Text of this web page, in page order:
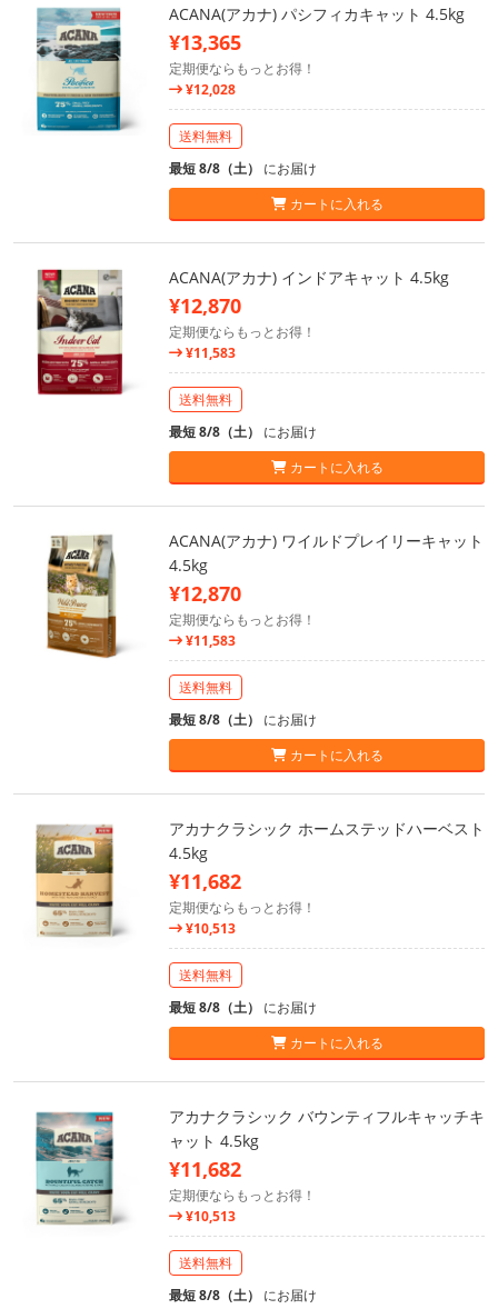
ACANA(アカナ) パシフィカキャット 4.5kg
¥13,365
定期便ならもっとお得！
¥12,028
送料無料
最短 8/8（土） にお届け
カートに入れる
ACANA(アカナ) インドアキャット 4.5kg
¥12,870
定期便ならもっとお得！
¥11,583
送料無料
最短 8/8（土） にお届け
カートに入れる
ACANA(アカナ) ワイルドプレイリーキャット
4.5kg
¥12,870
定期便ならもっとお得！
¥11,583
送料無料
最短 8/8（土） にお届け
カートに入れる
アカナクラシック ホームステッドハーベスト
4.5kg
¥11,682
定期便ならもっとお得！
¥10,513
送料無料
最短 8/8（土） にお届け
カートに入れる
アカナクラシック バウンティフルキャッチキ
ャット 4.5kg
¥11,682
定期便ならもっとお得！
¥10,513
送料無料
最短 8/8（土） にお届け